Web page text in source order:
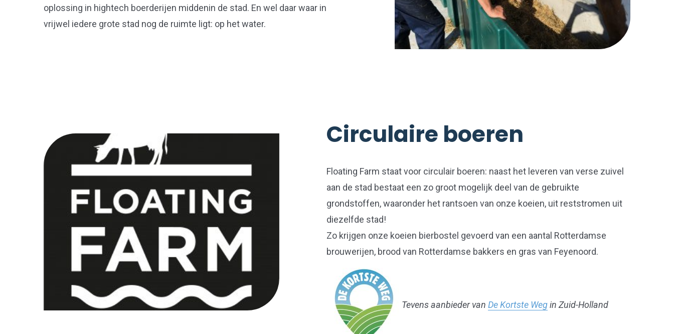
oplossing in hightech boerderijen middenin de stad. En wel daar waar in
vrijwel iedere grote stad nog de ruimte ligt: op het water.
Circulaire boeren
Floating Farm staat voor circulair boeren: naast het leveren van verse zuivel
aan de stad bestaat een zo groot mogelijk deel van de gebruikte
grondstoffen, waaronder het rantsoen van onze koeien, uit reststromen uit
diezelfde stad!
Zo krijgen onze koeien bierbostel gevoerd van een aantal Rotterdamse
brouwerijen, brood van Rotterdamse bakkers en gras van Feyenoord.
Tevens aanbieder van De Kortste Wegin Zuid-Holland